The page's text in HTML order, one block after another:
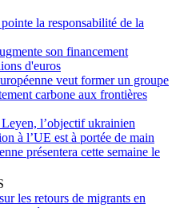
la responsabilité de la
son financement
d'euros
veut former un groupe
carbone aux frontières
l’objectif ukrainien
à l’UE est à portée de main
présentera cette semaine le
les retours de migrants en